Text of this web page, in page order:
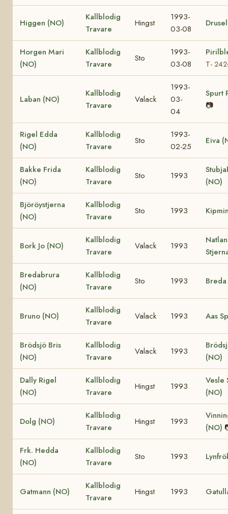
Higgen (NO)
Kallblodig
Travare
Hingst
1993-
03-08
Horgen Mari
(NO)
Kallblodig
Travare
Sto
1993-
03-08
T-
Laban (NO)
Kallblodig
Travare
Valack
1993-
03-
04
Spurt
📷
Rigel Edda
(NO)
Kallblodig
Travare
Sto
1993-
02-25
Eiva
Bakke Frida
(NO)
Kallblodig
Travare
Sto 1993
(NO)
Björöystjerna
(NO)
Kallblodig
Travare
Sto 1993
Bork Jo (NO)
Kallblodig
Travare
Valack 1993
Bredabrura
(NO)
Kallblodig
Travare
Sto 1993
Bruno (NO)
Kallblodig
Travare
Valack 1993 Aas
Brödsjö Bris
(NO)
Kallblodig
Travare
Valack 1993
(NO)
Dally Rigel
(NO)
Kallblodig
Travare
Hingst 1993
Vesle
(NO)
Dolg (NO)
Kallblodig
Travare
Hingst 1993
(NO)
Frk. Hedda
(NO)
Kallblodig
Travare
Sto 1993
Gatmann (NO)
Kallblodig
Travare
Hingst 1993